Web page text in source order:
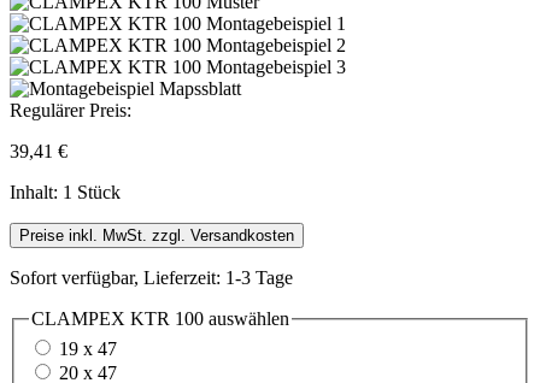
Regulärer Preis:
39,41 €
Inhalt: 1 Stück
Preise inkl. MwSt. zzgl. Versandkosten
Sofort verfügbar, Lieferzeit: 1-3 Tage
CLAMPEX KTR 100 auswählen
19 x 47
20 x 47